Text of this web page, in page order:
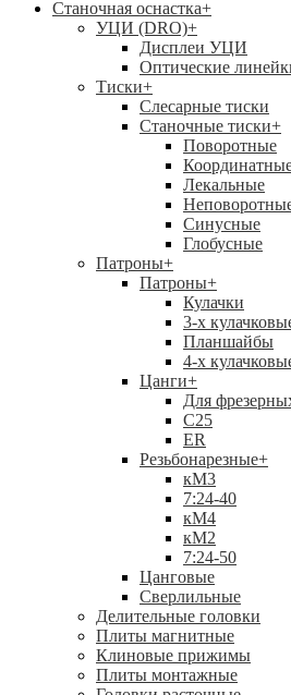
Станочная оснастка+
УЦИ (DRO)+
Дисплеи УЦИ
Оптические
Тиски+
Слесарные тиски
Станочные тиски+
Поворотные
Лекальные
Синусные
Глобусные
Патроны+
Патроны+
Кулачки
3-х
Планшайбы
4-х
Цанги+
Для
С25
ER
Резьбонарезные+
кМ3
7:24-40
кМ4
кМ2
7:24-50
Цанговые
Сверлильные
Делительные головки
Плиты магнитные
Клиновые прижимы
Плиты монтажные